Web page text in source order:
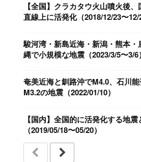
【全国】クラカタウ火山噴火後
直線上に活発化（2018/12/23〜12/
駿河湾・新島近海・新潟・熊本・
縄で小規模な地震（2023/3/5〜3/6）
奄美近海と釧路沖でM4.0、石川
M3.2の地震（2022/01/10）
【国内】全国的に活発化する地震
（2019/05/18〜05/20）